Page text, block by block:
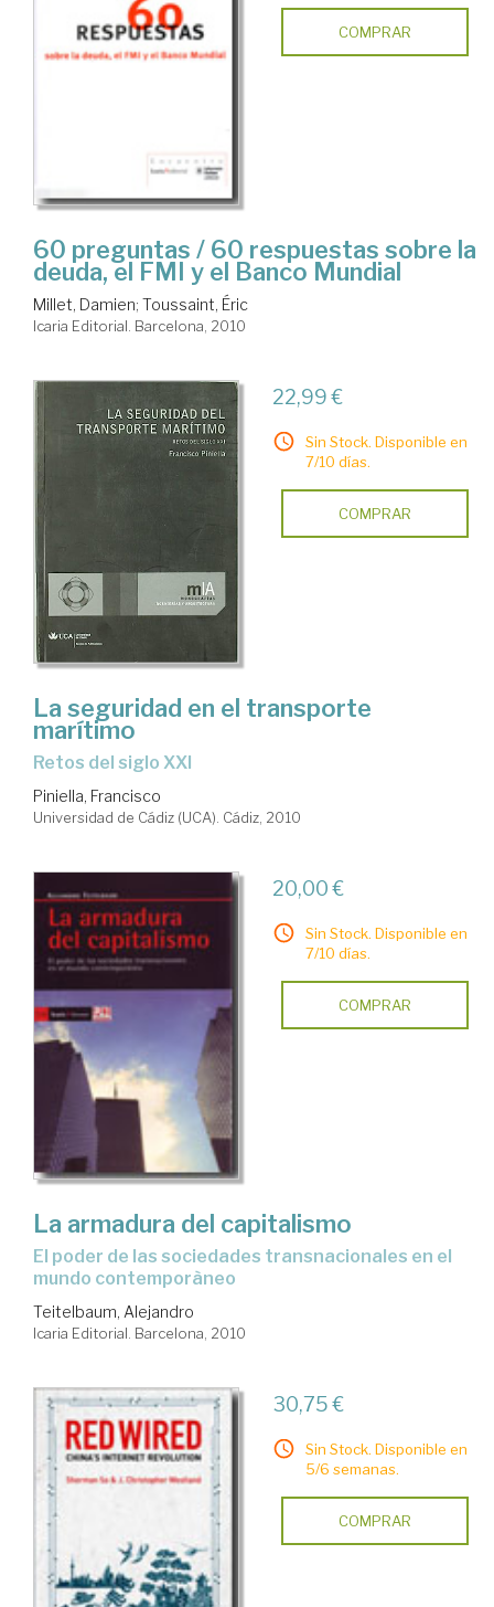
COMPRAR
60 preguntas / 60 respuestas sobre la
deuda, el FMI y el Banco Mundial
Millet, Damien; Toussaint, Éric
Icaria Editorial. Barcelona, 2010
22,99 €
Sin Stock. Disponible en
7/10 días.
COMPRAR
La seguridad en el transporte
marítimo
retos del siglo XXI
Piniella, Francisco
Universidad de Cádiz (UCA). Cádiz, 2010
20,00 €
Sin Stock. Disponible en
7/10 días.
COMPRAR
La armadura del capitalismo
el poder de las sociedades transnacionales en el
mundo contemporàneo
Teitelbaum, Alejandro
Icaria Editorial. Barcelona, 2010
30,75 €
Sin Stock. Disponible en
5/6 semanas.
COMPRAR